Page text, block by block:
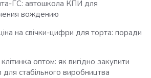
ГС: автошкола КПИ для
вождению
на свічки-цифри для торта: поради
оптом: як вигідно закупити
стабільного виробництва